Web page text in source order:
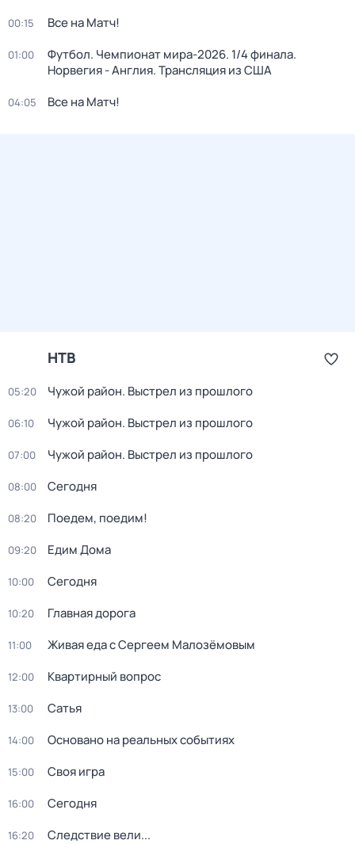
00:15 Все на Матч!
01:00
Футбол. Чемпионат мира-2026. 1/4 финала.
Норвегия - Англия. Трансляция из США
04:05 Все на Матч!
НТВ
05:20 Чужой район. Выстрел из прошлого
06:10 Чужой район. Выстрел из прошлого
07:00 Чужой район. Выстрел из прошлого
08:00 Сегодня
08:20 Поедем, поедим!
09:20 Едим Дома
10:00 Сегодня
10:20 Главная дорога
11:00 Живая еда с Сергеем Малозёмовым
12:00 Квартирный вопрос
13:00 Сатья
14:00 Основано на реальных событиях
15:00 Своя игра
16:00 Сегодня
16:20 Следствие вели...